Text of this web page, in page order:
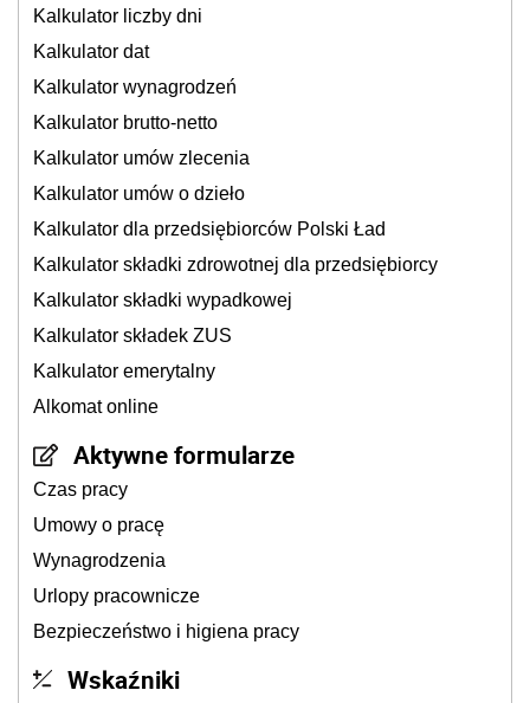
Kalkulator liczby dni
Kalkulator dat
Kalkulator wynagrodzeń
Kalkulator brutto-netto
Kalkulator umów zlecenia
Kalkulator umów o dzieło
Kalkulator dla przedsiębiorców Polski Ład
Kalkulator składki zdrowotnej dla przedsiębiorcy
Kalkulator składki wypadkowej
Kalkulator składek ZUS
Kalkulator emerytalny
Alkomat online
Aktywne formularze
Czas pracy
Umowy o pracę
Wynagrodzenia
Urlopy pracownicze
Bezpieczeństwo i higiena pracy
Wskaźniki